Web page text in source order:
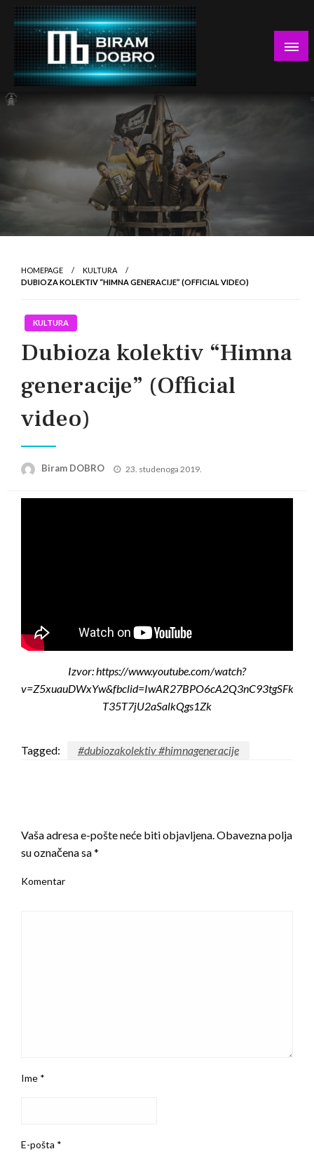
Skip
content
Biram DOBRO
… jer BUDUĆNOST nema drugo IME!
HOMEPAGE
KULTURA
DUBIOZA KOLEKTIV “HIMNA GENERACIJE” (OFFICIAL VIDEO)
KULTURA
Dubioza kolektiv “Himna
generacije” (Official
video)
Biram DOBRO
Posted
23. studenoga 2019.
Izvor: https://www.youtube.com/watch?
T35T7jU2aSalkQgs1Zk
Tagged: #dubiozakolektiv #himnageneracije
Vaša adresa e-pošte neće biti objavljena.Obavezna polja
su označena sa*
Komentar
Ime *
E-pošta *